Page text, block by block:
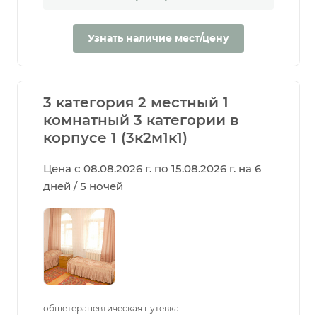
Узнать наличие мест/цену
3 категория 2 местный 1
комнатный 3 категории в
корпусе 1 (3к2м1к1)
Цена с 08.08.2026 г. по 15.08.2026 г. на 6
дней / 5 ночей
общетерапевтическая путевка